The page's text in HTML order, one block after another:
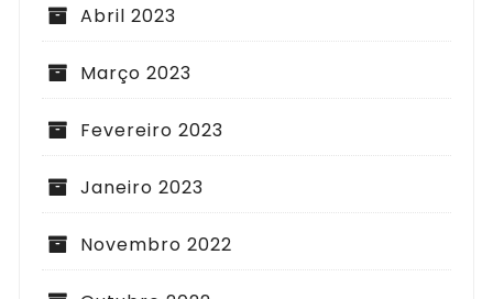
Abril 2023
Março 2023
Fevereiro 2023
Janeiro 2023
Novembro 2022